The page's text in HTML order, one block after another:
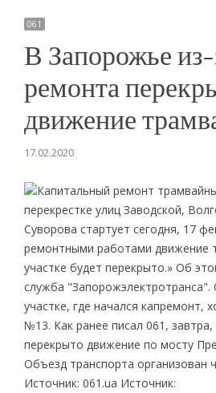
061
В Запорожье из-
ремонта
движение
17.02.2020
Капитальный ремонт
перекрестке улиц Заводской,
Суворова стартует сегодня, 17
ремонтными работами движение
участке будет перекрыто.» Об
служба
участке, где начался капремонт,
№13. Как ранее писал 061,
перекрыто движение по мосту
Объезд транспорта организован
Источник: 061.ua Источник: